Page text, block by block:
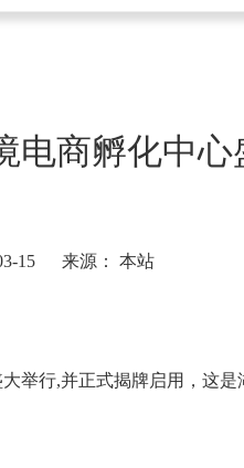
电商孵化中心
15 来源： 本站
举行,并正式揭牌启用，这是